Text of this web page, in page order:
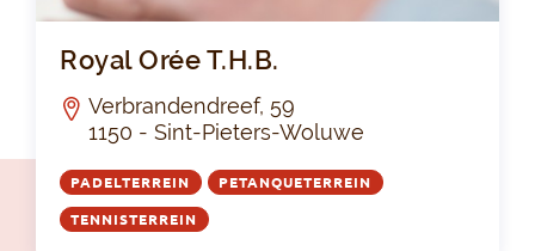
Royal Orée T.H.B.
Verbrandendreef, 59
1150 - Sint-Pieters-Woluwe
PADELTERREIN PETANQUETERREIN
TENNISTERREIN